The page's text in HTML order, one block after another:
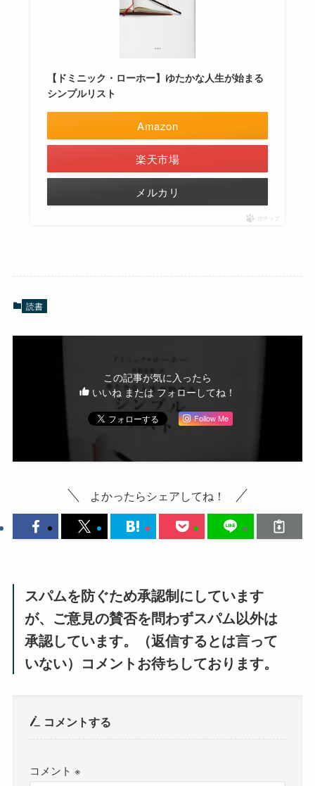
【ドミニック・ローホー】ゆたかな人生が始まる
シンプルリスト
Amazon
楽天市場
メルカリ
ポチップ
読書
この記事が気に入ったら
いいね または フォローしてね！
Follow Me
よかったらシェアしてね！
スパムを防ぐため承認制にしています
が、ご意見の賛否を問わずスパム以外は
承認しています。（返信するとは言って
いない）コメントお待ちしております。
コメントする
コメント※